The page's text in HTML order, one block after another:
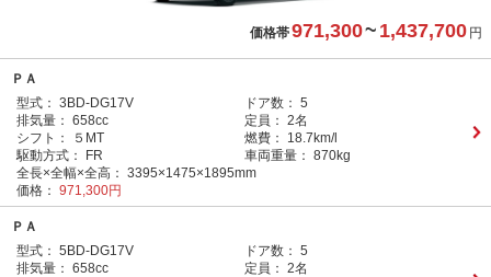
価格帯971,300~ 1,437,700 円
ＰＡ
型式： 3BD-DG17V ドア数： 5
排気量： 658cc 定員： 2名
シフト：
５MT 燃費：
18.7km/l
駆動方式：
FR 車両重量： 870kg
全長×全幅×全高： 3395×1475×1895mm
価格： 971,300円
ＰＡ
型式： 5BD-DG17V ドア数： 5
排気量： 658cc 定員： 2名